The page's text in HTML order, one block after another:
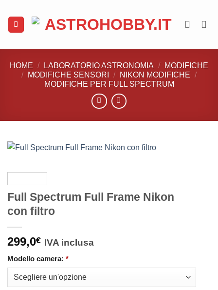
contenuti
HOME / LABORATORIO ASTRONOMIA / MODIFICHE
/ MODIFICHE SENSORI / NIKON MODIFICHE /
MODIFICHE PER FULL SPECTRUM
Full Spectrum Full Frame Nikon
con filtro
299,0€ IVA inclusa
Modello camera: *